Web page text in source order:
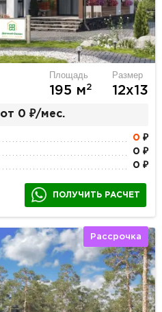
Площадь
195 м2
Размер
12х13
от 0 ₽/мес.
0 ₽
0 ₽
0 ₽
ПОЛУЧИТЬ РАСЧЕТ
Рассрочка